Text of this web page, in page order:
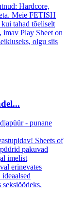
Hardcore,
Meie FETISH
tahad tõeliselt
imav Play Sheet on
olgu siis
Sheets of
pakuvad
imelist
erinevates